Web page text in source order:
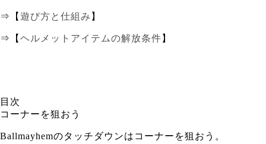
⇒【 遊び方と仕組み 】
⇒【 ヘルメットアイテムの解放条件 】
目次
コーナーを狙おう
Ballmayhemのタッチダウンはコーナーを狙おう。